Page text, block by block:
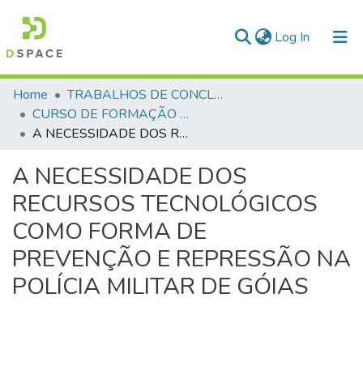
Log In (current)
Communities & Collections
All of DSpace
Home
TRABALHOS DE CONCLUSÃO DE CURSO - CFP (CURSO DE FORMAÇÃO DE PRAÇAS)
CURSO DE FORMAÇÃO DE PRAÇAS - CFP - 2023
A NECESSIDADE DOS RECURSOS TECNOLÓGICOS COMO FORMA DE PREVENÇÃO E REPRESSÃO NA POLÍCIA MILITAR DE GÓIAS
A NECESSIDADE DOS
RECURSOS TECNOLÓGICOS
COMO FORMA DE
PREVENÇÃO E REPRESSÃO NA
POLÍCIA MILITAR DE GÓIAS